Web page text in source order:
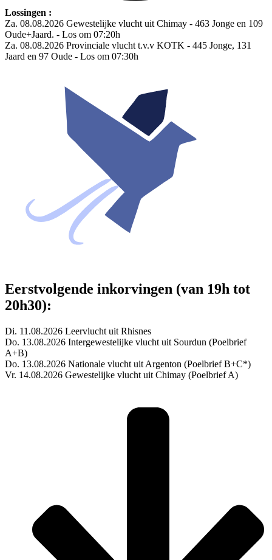
Lossingen :
Za. 08.08.2026 Gewestelijke vlucht uit Chimay - 463 Jonge en 109
Oude+Jaard. - Los om 07:20h
Za. 08.08.2026 Provinciale vlucht t.v.v KOTK - 445 Jonge, 131
Jaard en 97 Oude - Los om 07:30h
Eerstvolgende inkorvingen (van 19h tot
20h30):
Di. 11.08.2026 Leervlucht uit Rhisnes
Do. 13.08.2026 Intergewestelijke vlucht uit Sourdun (Poelbrief
A+B)
Do. 13.08.2026 Nationale vlucht uit Argenton (Poelbrief B+C*)
Vr. 14.08.2026 Gewestelijke vlucht uit Chimay (Poelbrief A)